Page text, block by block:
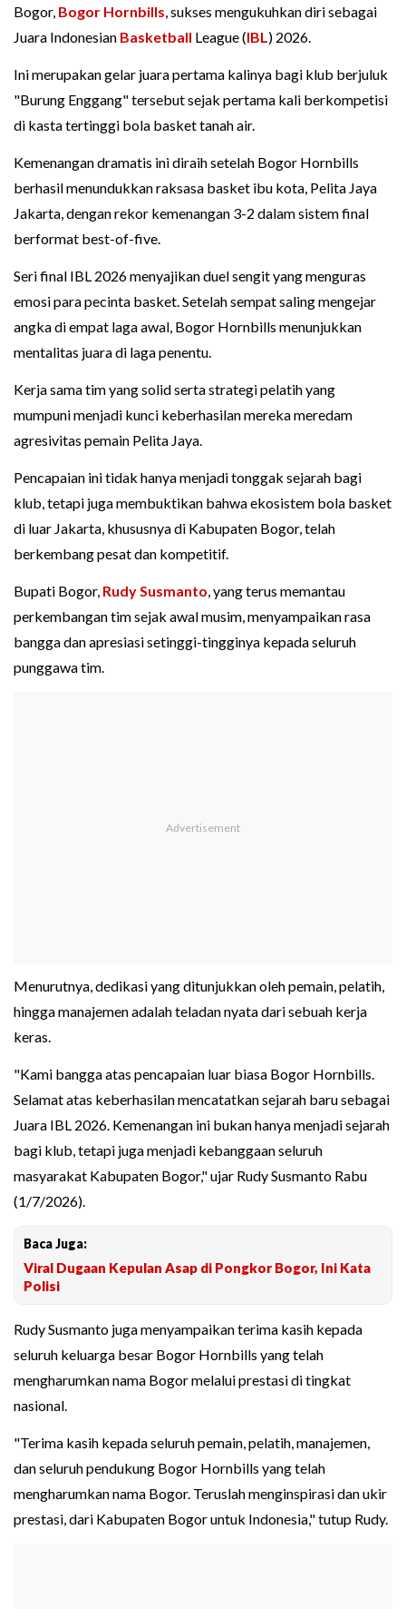
Bogor, Bogor Hornbills, sukses mengukuhkan diri sebagai
Juara Indonesian Basketball League (IBL) 2026.
Ini merupakan gelar juara pertama kalinya bagi klub berjuluk
"Burung Enggang" tersebut sejak pertama kali berkompetisi
di kasta tertinggi bola basket tanah air.
Kemenangan dramatis ini diraih setelah Bogor Hornbills
berhasil menundukkan raksasa basket ibu kota, Pelita Jaya
Jakarta, dengan rekor kemenangan 3-2 dalam sistem final
berformat best-of-five.
Seri final IBL 2026 menyajikan duel sengit yang menguras
emosi para pecinta basket. Setelah sempat saling mengejar
angka di empat laga awal, Bogor Hornbills menunjukkan
mentalitas juara di laga penentu.
Kerja sama tim yang solid serta strategi pelatih yang
mumpuni menjadi kunci keberhasilan mereka meredam
agresivitas pemain Pelita Jaya.
Pencapaian ini tidak hanya menjadi tonggak sejarah bagi
klub, tetapi juga membuktikan bahwa ekosistem bola basket
di luar Jakarta, khususnya di Kabupaten Bogor, telah
berkembang pesat dan kompetitif.
Bupati Bogor, Rudy Susmanto, yang terus memantau
perkembangan tim sejak awal musim, menyampaikan rasa
bangga dan apresiasi setinggi-tingginya kepada seluruh
punggawa tim.
Menurutnya, dedikasi yang ditunjukkan oleh pemain, pelatih,
hingga manajemen adalah teladan nyata dari sebuah kerja
keras.
"Kami bangga atas pencapaian luar biasa Bogor Hornbills.
Selamat atas keberhasilan mencatatkan sejarah baru sebagai
Juara IBL 2026. Kemenangan ini bukan hanya menjadi sejarah
bagi klub, tetapi juga menjadi kebanggaan seluruh
masyarakat Kabupaten Bogor," ujar Rudy Susmanto Rabu
(1/7/2026).
Baca Juga:
Viral Dugaan Kepulan Asap di Pongkor Bogor, Ini Kata
Polisi
Rudy Susmanto juga menyampaikan terima kasih kepada
seluruh keluarga besar Bogor Hornbills yang telah
mengharumkan nama Bogor melalui prestasi di tingkat
nasional.
"Terima kasih kepada seluruh pemain, pelatih, manajemen,
dan seluruh pendukung Bogor Hornbills yang telah
mengharumkan nama Bogor. Teruslah menginspirasi dan ukir
prestasi, dari Kabupaten Bogor untuk Indonesia," tutup Rudy.